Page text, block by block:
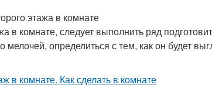
этажа в комнате
в комнате, следует выполнить ряд
определиться с тем, как он будет